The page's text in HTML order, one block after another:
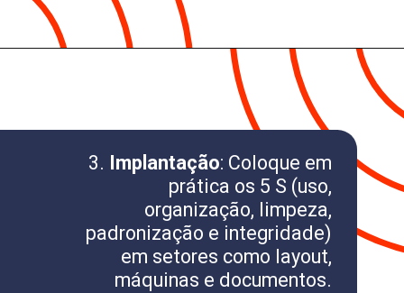
3. Implantação: Coloque em
prática os 5 S (uso,
organização, limpeza,
padronização e integridade)
em setores como layout,
máquinas e documentos.